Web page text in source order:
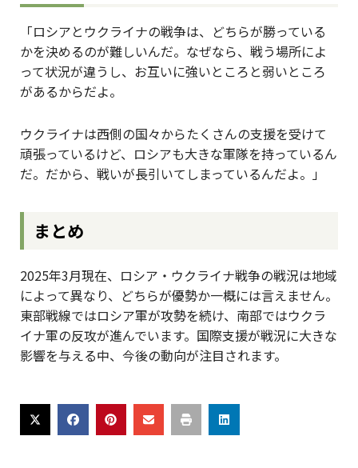
「ロシアとウクライナの戦争は、どちらが勝っている
かを決めるのが難しいんだ。なぜなら、戦う場所によ
って状況が違うし、お互いに強いところと弱いところ
があるからだよ。
ウクライナは西側の国々からたくさんの支援を受けて
頑張っているけど、ロシアも大きな軍隊を持っているん
だ。だから、戦いが長引いてしまっているんだよ。」
まとめ
2025年3月現在、ロシア・ウクライナ戦争の戦況は地域
によって異なり、どちらが優勢か一概には言えません。
東部戦線ではロシア軍が攻勢を続け、南部ではウクラ
イナ軍の反攻が進んでいます。国際支援が戦況に大きな
影響を与える中、今後の動向が注目されます。